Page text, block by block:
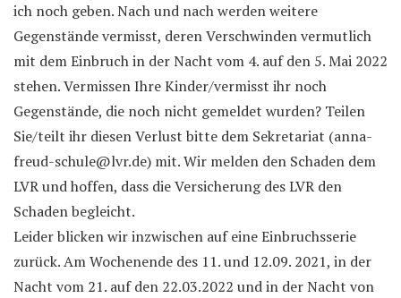
ich noch geben. Nach und nach werden weitere
Gegenstände vermisst, deren Verschwinden vermutlich
mit dem Einbruch in der Nacht vom 4. auf den 5. Mai 2022
stehen. Vermissen Ihre Kinder/vermisst ihr noch
Gegenstände, die noch nicht gemeldet wurden? Teilen
Sie/teilt ihr diesen Verlust bitte dem Sekretariat (anna-
freud-schule@lvr.de) mit. Wir melden den Schaden dem
LVR und hoffen, dass die Versicherung des LVR den
Schaden begleicht.
Leider blicken wir inzwischen auf eine Einbruchsserie
zurück. Am Wochenende des 11. und 12.09. 2021, in der
Nacht vom 21. auf den 22.03.2022 und in der Nacht von